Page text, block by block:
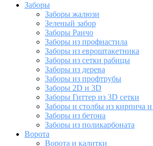
Заборы
Заборы жалюзи
Зеленый забор
Заборы Ранчо
Заборы из профнастила
Заборы из евроштакетника
Заборы из сетки рабицы
Заборы из дерева
Заборы из профтрубы
Заборы 2D и 3D
Заборы Гиттер из 3D сетки
Заборы и столбы из кирпича и
Заборы из бетона
Заборы из поликарбоната
Ворота
Ворота и калитки